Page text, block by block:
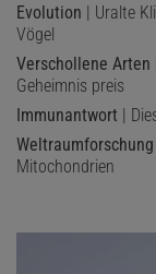
Evolution | Uralte
Vögel
Verschollene Arten
Geheimnis preis
Immunantwort |
Weltraumforschung
Mitochondrien